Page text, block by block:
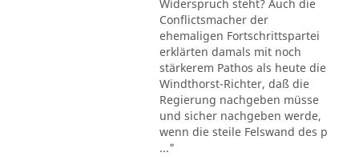
Widerspruch steht? Auch die
Conflictsmacher der
ehemaligen Fortschrittspartei
erklärten damals mit noch
stärkerem Pathos als heute die
Windthorst-Richter, daß die
Regierung nachgeben müsse
und sicher nachgeben werde,
wenn die steile Felswand des p
..."